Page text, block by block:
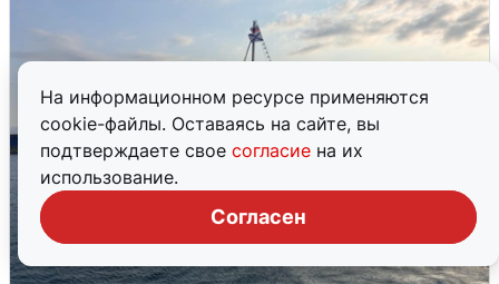
На информационном ресурсе применяются
cookie-файлы. Оставаясь на сайте, вы
подтверждаете свое согласие на их
использование.
Согласен